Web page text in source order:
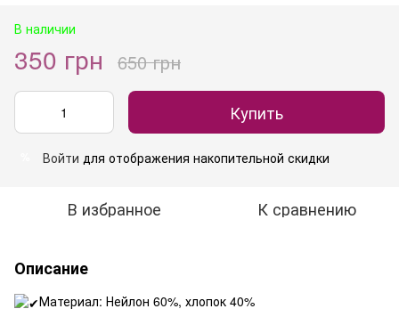
В наличии
350 грн 650 грн
Купить
Войти для отображения накопительной скидки
В избранное К сравнению
Описание
Материал: Нейлон 60%, хлопок 40%